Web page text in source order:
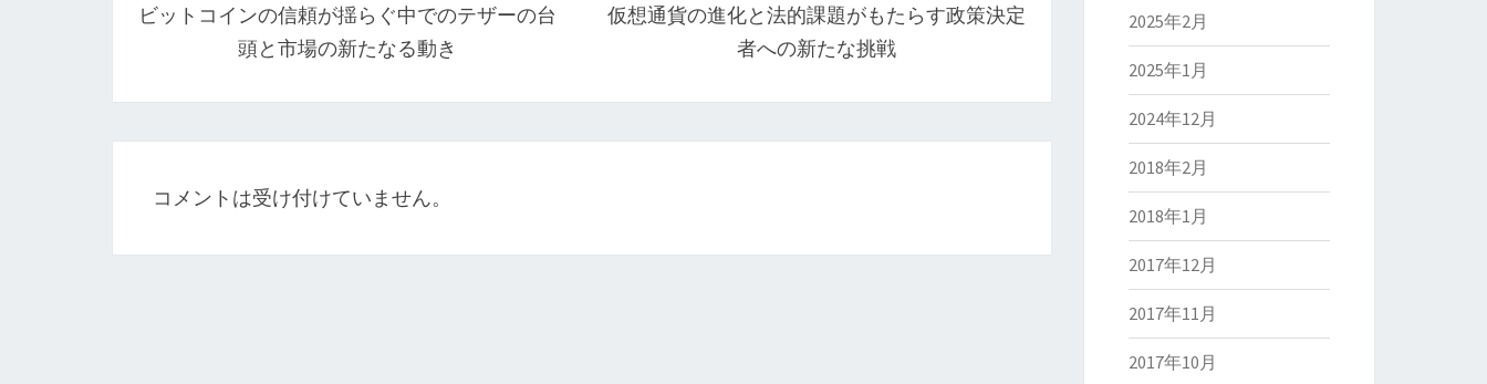
ナ
ゲ
ー
ン
ビットコインの信頼が揺らぐ中でのテザーの台
頭と市場の新たなる動き
仮想通貨の進化と法的課題がもたらす政策決定
者への新たな挑戦
コメントは受け付けていません。
2025年2月
2025年1月
2024年12月
2018年2月
2018年1月
2017年12月
2017年11月
2017年10月